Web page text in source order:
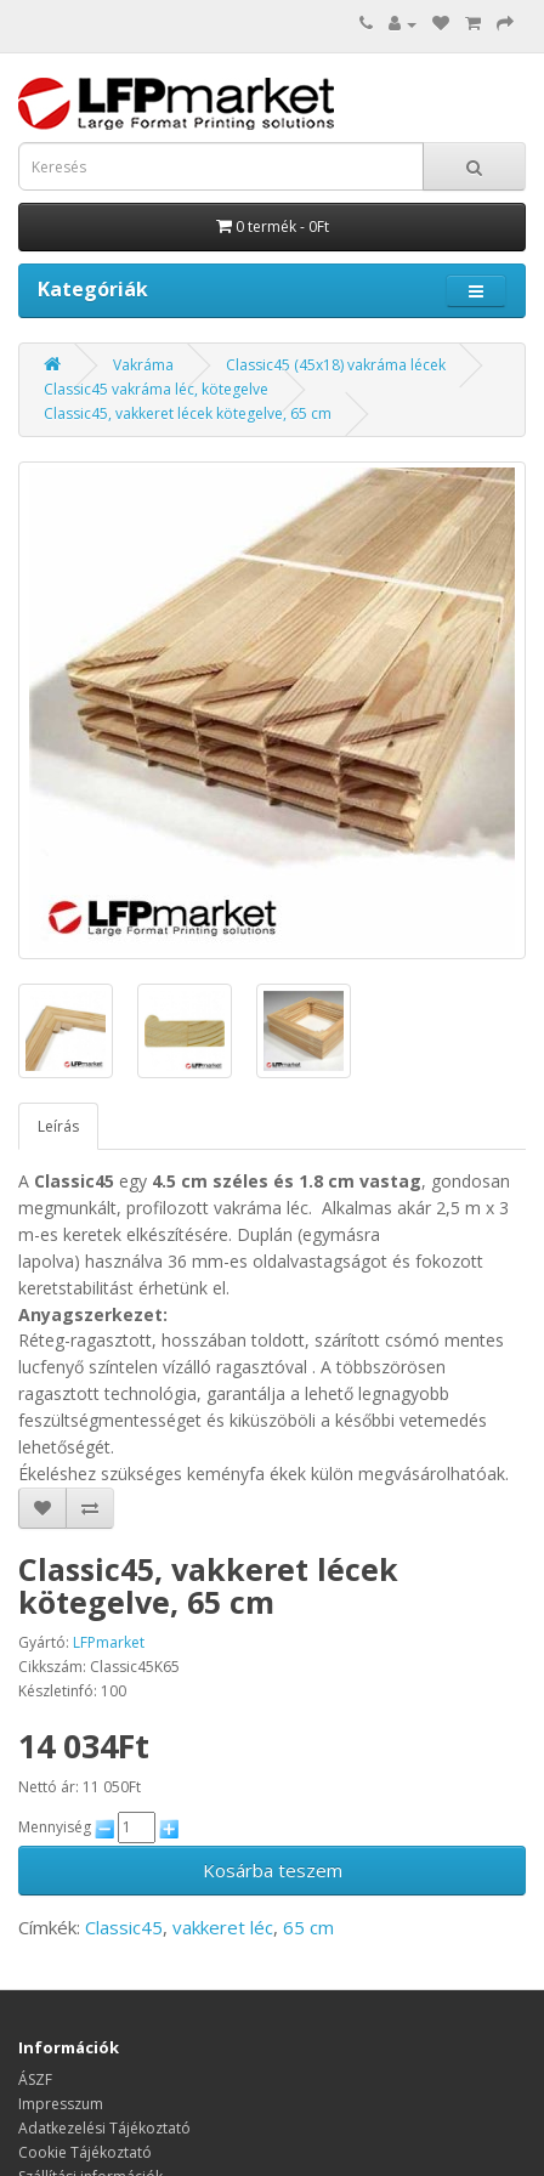
0 termék - 0Ft
Kategóriák
Vakráma
Classic45 (45x18) vakráma lécek
Classic45 vakráma léc, kötegelve
Classic45, vakkeret lécek kötegelve, 65 cm
Leírás
A Classic45 egy 4.5 cm széles és 1.8 cm vastag, gondosan
megmunkált, profilozott vakráma léc. Alkalmas akár 2,5 m x 3
m-es keretek elkészítésére. Duplán (egymásra
lapolva) használva 36 mm-es oldalvastagságot és fokozott
keretstabilitást érhetünk el.
Anyagszerkezet:
Réteg-ragasztott, hosszában toldott, szárított csómó mentes
lucfenyő színtelen vízálló ragasztóval . A többszörösen
ragasztott technológia, garantálja a lehető legnagyobb
feszültségmentességet és kiküszöböli a későbbi vetemedés
lehetőségét.
Ékeléshez szükséges keményfa ékek külön megvásárolhatóak.
Classic45, vakkeret lécek
kötegelve, 65 cm
Gyártó: LFPmarket
Cikkszám: Classic45K65
Készletinfó: 100
14 034Ft
Nettó ár: 11 050Ft
Mennyiség
Kosárba teszem
Címkék: Classic45, vakkeret léc, 65 cm
Információk
ÁSZF
Impresszum
Adatkezelési Tájékoztató
Cookie Tájékoztató